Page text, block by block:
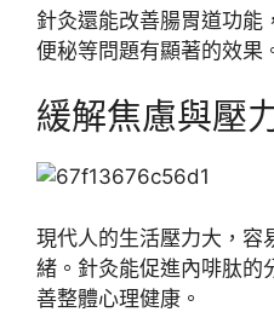
針灸還能改善腸胃道功能
便秘等問題有顯著的效果
緩解焦慮與壓
現代人的生活壓力大，容
緒。針灸能促進內啡肽的
善整體心理健康。